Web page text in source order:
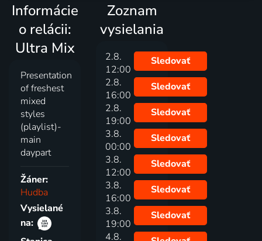
Informácie
o relácii:
Ultra Mix
Presentation
of freshest
mixed
styles
(playlist)-
main
daypart
Žáner:
Hudba
Vysielané
na:
Zoznam
vysielania
2.8.
12:00
Sledovať
2.8.
16:00
Sledovať
2.8.
19:00
Sledovať
3.8.
00:00
Sledovať
3.8.
12:00
Sledovať
3.8.
16:00
Sledovať
3.8.
19:00
Sledovať
4.8.